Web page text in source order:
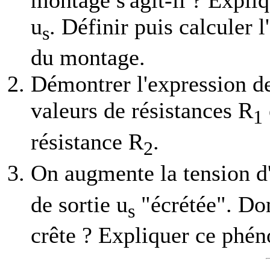
us. Définir puis calculer
du montage.
Démontrer l'expression
valeurs de résistances R1
résistance R2.
On augmente la tension
de sortie us "écrétée".
crête ? Expliquer ce